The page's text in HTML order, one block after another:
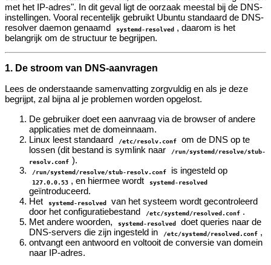
met het IP-adres". In dit geval ligt de oorzaak meestal bij de DNS-
instellingen. Vooral recentelijk gebruikt Ubuntu standaard de DNS-
resolver daemon genaamd
systemd-resolved , daarom is het
belangrijk om de structuur te begrijpen.
1. De stroom van DNS-aanvragen
Lees de onderstaande samenvatting zorgvuldig en als je deze
begrijpt, zal bijna al je problemen worden opgelost.
De gebruiker doet een aanvraag via de browser of andere
applicaties met de domeinnaam.
Linux leest standaard
/etc/resolv.conf
om de DNS op te
lossen (dit bestand is symlink naar
/run/systemd/resolve/stub-
resolv.conf ).
/run/systemd/resolve/stub-resolv.conf is ingesteld op
127.0.0.53 , en hiermee wordt systemd-resolved
geïntroduceerd.
Het
systemd-resolved
van het systeem wordt gecontroleerd
door het configuratiebestand
/etc/systemd/resolved.conf .
Met andere woorden,
systemd-resolved
doet queries naar de
DNS-servers die zijn ingesteld in
/etc/systemd/resolved.conf ,
ontvangt een antwoord en voltooit de conversie van domein
naar IP-adres.